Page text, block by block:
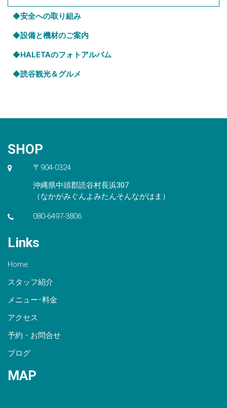
◆安全への取り組み
◆設備と機材のご案内
◆HALETAのフォトアルバム
◆読谷観光＆グルメ
SHOP
〒904-0324
沖縄県中頭郡読谷村長浜307
（なかがみぐんよみたんそんながはま）
080-6497-3806
Links
Home
スタッフ紹介
メニュー･料金
アクセス
予約・お問合せ
ブログ
MAP